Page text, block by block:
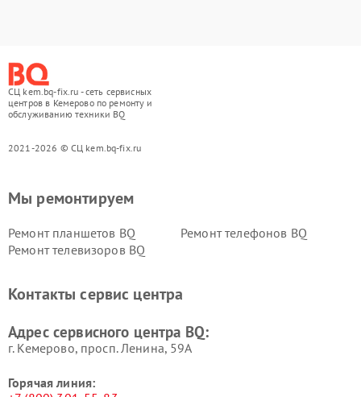
СЦ kem.bq-fix.ru - сеть сервисных
центров в Кемерово по ремонту и
обслуживанию техники BQ
2021-2026 © СЦ kem.bq-fix.ru
Мы ремонтируем
Ремонт планшетов BQ
Ремонт телефонов BQ
Ремонт телевизоров BQ
Контакты сервис центра
Адрес сервисного центра BQ:
г. Кемерово, просп. Ленина, 59А
Горячая линия: